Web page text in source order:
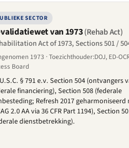
SECTOR
van 1973(Rehab Act)
Act of 1973, Sections 501 /
1973 · Toezichthouder:DOJ, ED-
Board
§ 791 e.v. Section 504 (ontvangers
financiering), Section 508 (federale
Refresh 2017 geharmoniseerd
2.0 AA via 36 CFR Part 1194), Section
dienstbetrekking).